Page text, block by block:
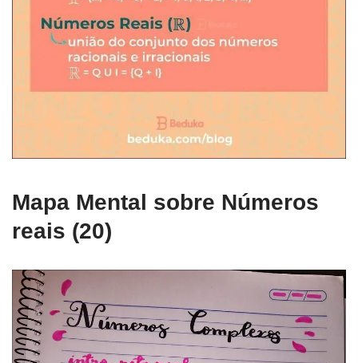
Mapa Mental sobre Números
reais (20)